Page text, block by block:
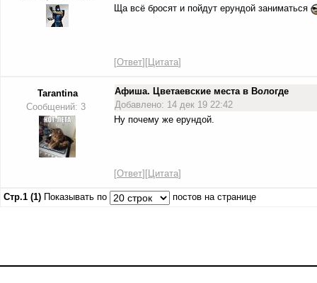
Ща всё бросят и пойдут ерундой заниматься
[Ответ][Цитата]
Tarantina
Сообщений: 3
Афиша. Цветаевские места в Вологде
Добавлено: 14 дек 19 22:42
Ну почему же ерундой.
[Ответ][Цитата]
Стр.1 (1) Показывать по постов на странице